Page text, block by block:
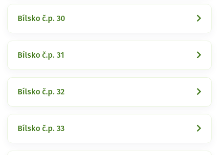
Bílsko č.p. 30
Bílsko č.p. 31
Bílsko č.p. 32
Bílsko č.p. 33